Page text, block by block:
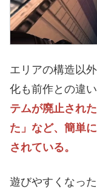
エリアの構造以
化も前作との違
テムが廃止され
た」など、簡単
されている。
遊びやすくなっ